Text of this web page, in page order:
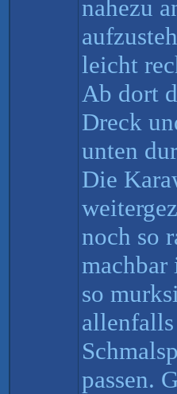
nahezu
leicht
Ab dort
Dreck
unten
Die
noch so
so
passen.